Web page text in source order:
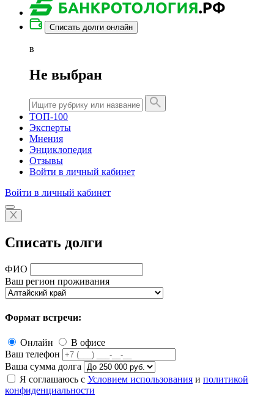
Списать долги онлайн
в
Не выбран
ТОП-100
Эксперты
Мнения
Энциклопедия
Отзывы
Войти в личный кабинет
Войти в личный кабинет
Списать долги
ФИО
Ваш регион проживания
Формат встречи:
Онлайн
В офисе
Ваш телефон
Ваша сумма долга
Я соглашаюсь с Условием использования и политикой
конфиденциальности